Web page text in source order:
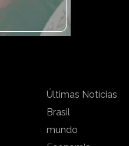
Últimas Notícias
Brasil
mundo